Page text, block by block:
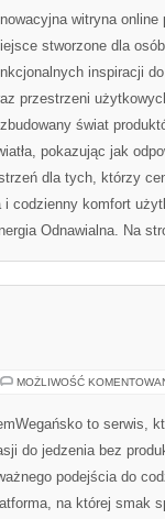
witryna
stworzone dla
inspiracji
przestrzeni
świat
pokazując jak
dla tych, którzy
codzienny komfort
Odnawialna. Na
MOŻLIWOŚĆ
to serwis,
do jedzenia bez
podejścia do
na której smak